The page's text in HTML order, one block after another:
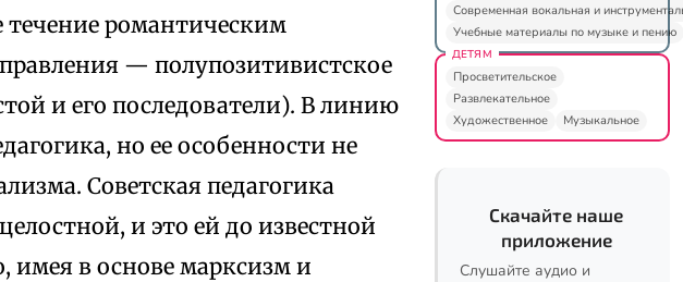
романтическим
— полупозитивистское
и его последователи). В линию
но ее особенности не
Советская педагогика
и это ей до известной
имея в основе марксизм и
Современная вокальная и
Учебные материалы по музыке и пению
ДЕТЯМ
Просветительское
Развлекательное
Художественное
Музыкальное
Скачайте наше
приложение
Слушайте аудио и